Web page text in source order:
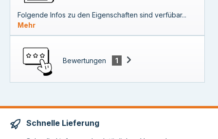
Folgende Infos zu den Eigenschaften sind verfübar...
Mehr
Bewertungen 1
Schnelle Lieferung